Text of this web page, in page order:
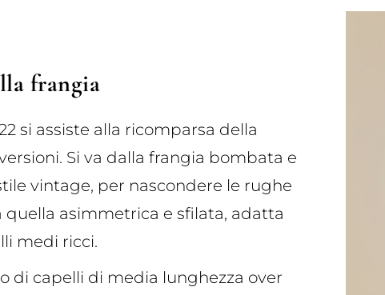
frangia
si assiste alla ricomparsa della
Si va dalla frangia bombata e
vintage, per nascondere le rughe
quella asimmetrica e sfilata, adatta
medi ricci.
di capelli di media lunghezza over